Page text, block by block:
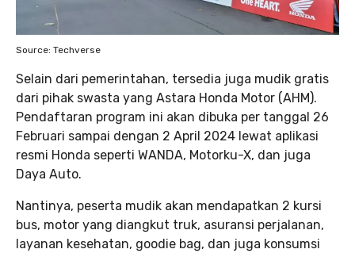
Source: Techverse
Selain dari pemerintahan, tersedia juga mudik gratis
dari pihak swasta yang Astara Honda Motor (AHM).
Pendaftaran program ini akan dibuka per tanggal 26
Februari sampai dengan 2 April 2024 lewat aplikasi
resmi Honda seperti WANDA, Motorku-X, dan juga
Daya Auto.
Nantinya, peserta mudik akan mendapatkan 2 kursi
bus, motor yang diangkut truk, asuransi perjalanan,
layanan kesehatan, goodie bag, dan juga konsumsi